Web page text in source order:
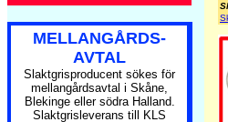
MELLANGÅRDS-
AVTAL
Slaktgrisproducent sökes för
mellangårdsavtal i Skåne,
Blekinge eller södra Halland.
Slaktgrisleverans till KLS